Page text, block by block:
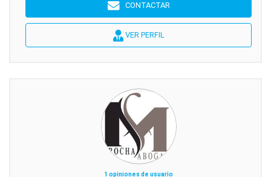
CONTACTAR
VER PERFIL
1 opiniones de usuario